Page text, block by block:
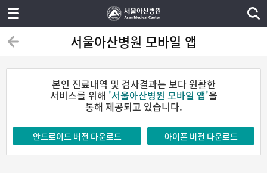
서울아산병원 모바일 앱
본인 진료내역 및 검사결과는 보다 원활한
서비스를 위해 '서울아산병원 모바일 앱'을
통해 제공되고 있습니다.
안드로이드 버전 다운로드 아이폰 버전 다운로드